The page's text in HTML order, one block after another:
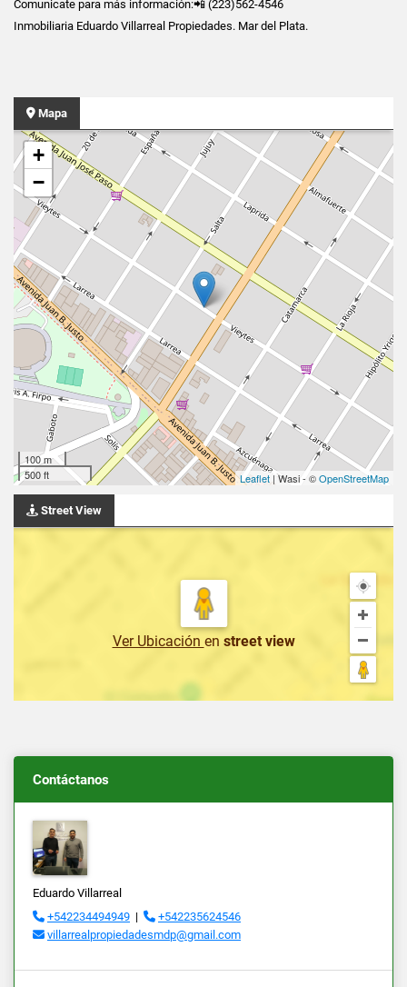
Comunicate para más información:📲 (223)562-4546
Inmobiliaria Eduardo Villarreal Propiedades. Mar del Plata.
Mapa
+
−
100 m
500 ft
Leaflet | Wasi - ©OpenStreetMap
Street View
Ver Ubicación en street view
Contáctanos
Eduardo Villarreal
+542234494949 |
+542235624546
villarrealpropiedadesmdp@gmail.com